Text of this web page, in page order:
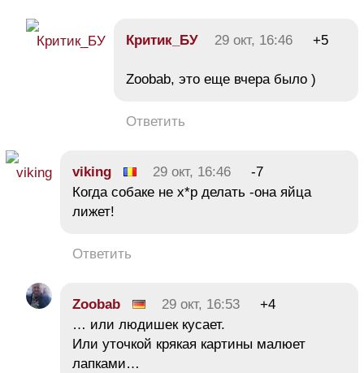
Критик_БУ 29 окт, 16:46 +5
Zoobab, это еще вчера было )
Ответить
viking 29 окт, 16:46
-7
Когда собаке не х*р делать -она яйца
лижет!
Ответить
Zoobab 29 окт, 16:53
+4
… или людишек кусает.
Или уточкой крякая картины малюет
лапками…